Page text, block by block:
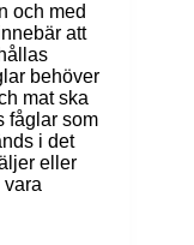
och med
att
behöver
mat ska
fåglar som
i det
eller
vara